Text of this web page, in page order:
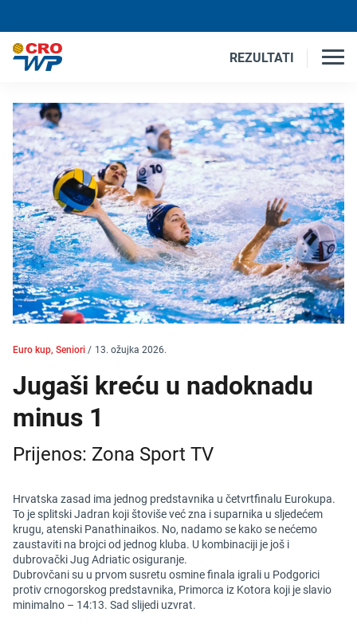
REZULTATI
Euro kup, Seniori / 13. ožujka 2026.
Jugaši kreću u nadoknadu
minus 1
Prijenos: Zona Sport TV
Hrvatska zasad ima jednog predstavnika u četvrtfinalu Eurokupa.
To je splitski Jadran koji štoviše već zna i suparnika u sljedećem
krugu, atenski Panathinaikos. No, nadamo se kako se nećemo
zaustaviti na brojci od jednog kluba. U kombinaciji je još i
dubrovački Jug Adriatic osiguranje.
Dubrovčani su u prvom susretu osmine finala igrali u Podgorici
protiv crnogorskog predstavnika, Primorca iz Kotora koji je slavio
minimalno – 14:13. Sad slijedi uzvrat.